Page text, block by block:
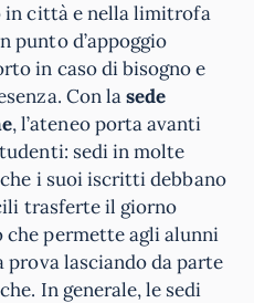
in città e nella limitrofa
punto d’appoggio
in caso di bisogno e
Con lasede
, l’ateneo porta avanti
sedi in molte
i suoi iscritti debbano
trasferte il giorno
che permette agli alunni
lasciando da parte
In generale, le sedi